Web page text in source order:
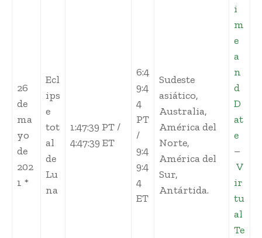
26
de
ma
yo
de
202
1 *
Ecl
ips
e
tot
al
de
Lu
na
1:47:39 PT /
4:47:39 ET
6:4
9:4
4
PT
/
9:4
9:4
4
ET
Sudeste
asiático,
Australia,
América del
Norte,
América del
Sur,
Antártida.
i
m
e
a
n
d
D
at
e
–
V
ir
tu
al
Te